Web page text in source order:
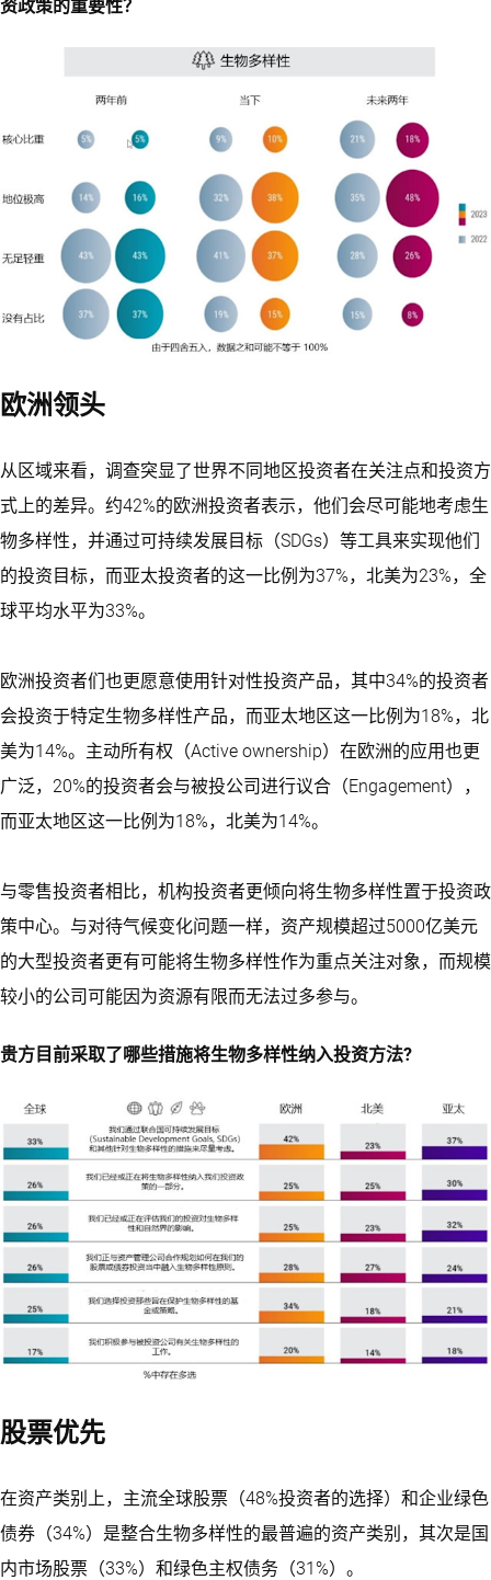
资政策的重要性？
欧洲领头
从区域来看，调查突显了世界不同地区投资者在关注点和投资方
式上的差异。约42%的欧洲投资者表示，他们会尽可能地考虑生
物多样性，并通过可持续发展目标（SDGs）等工具来实现他们
的投资目标，而亚太投资者的这一比例为37%，北美为23%，全
球平均水平为33%。
欧洲投资者们也更愿意使用针对性投资产品，其中34%的投资者
会投资于特定生物多样性产品，而亚太地区这一比例为18%，北
美为14%。主动所有权（Active ownership）在欧洲的应用也更
广泛，20%的投资者会与被投公司进行议合（Engagement），
而亚太地区这一比例为18%，北美为14%。
与零售投资者相比，机构投资者更倾向将生物多样性置于投资政
策中心。与对待气候变化问题一样，资产规模超过5000亿美元
的大型投资者更有可能将生物多样性作为重点关注对象，而规模
较小的公司可能因为资源有限而无法过多参与。
贵方目前采取了哪些措施将生物多样性纳入投资方法?
股票优先
在资产类别上，主流全球股票（48%投资者的选择）和企业绿色
债券（34%）是整合生物多样性的最普遍的资产类别，其次是国
内市场股票（33%）和绿色主权债务（31%）。